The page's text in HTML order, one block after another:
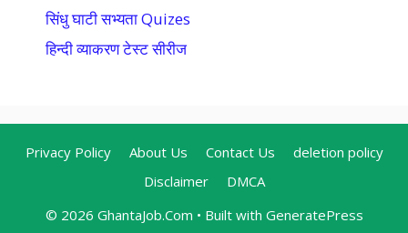
सिंधु घाटी सभ्यता Quizes
हिन्दी व्याकरण टेस्ट सीरीज
Privacy Policy About Us Contact Us
deletion policy
Disclaimer
DMCA
© 2026 GhantaJob.Com • Built with GeneratePress